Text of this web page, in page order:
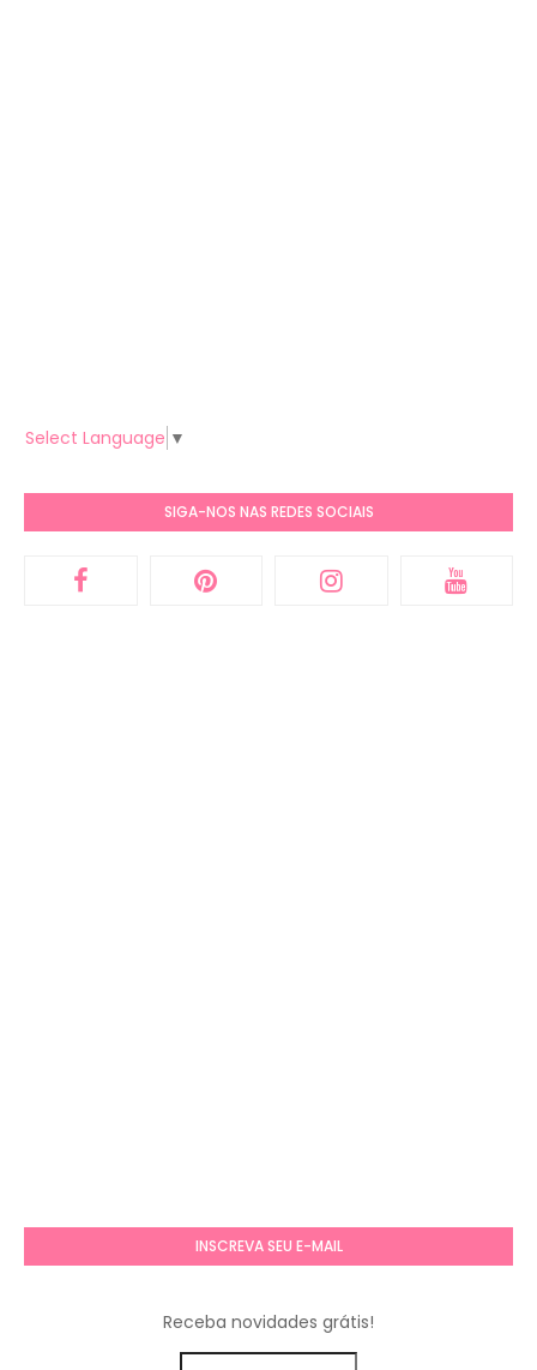
Select Language ▼
SIGA-NOS NAS REDES SOCIAIS
INSCREVA SEU E-MAIL
Receba novidades grátis!